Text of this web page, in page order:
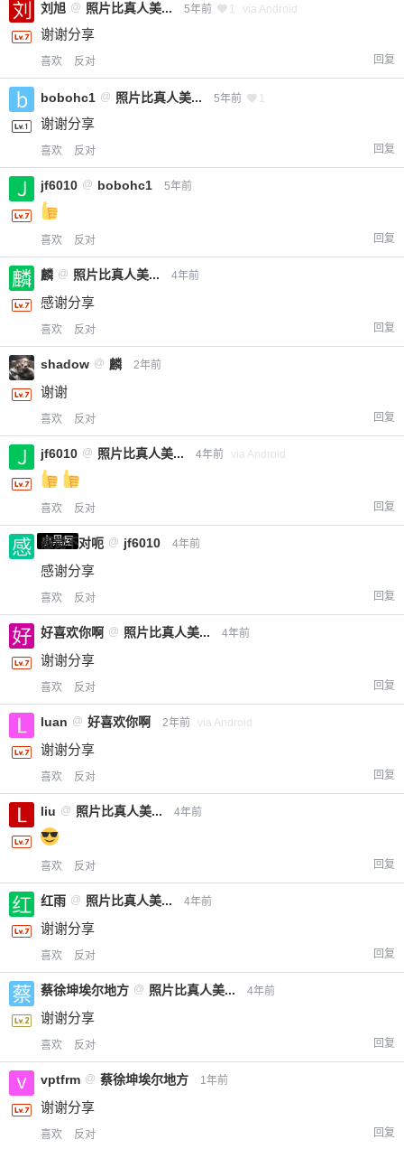
刘旭 @ 照片比真人美... 5年前 1 via Android
谢谢分享
喜欢 反对 回复
bobohc1 @ 照片比真人美... 5年前 1
谢谢分享
喜欢 反对 回复
jf6010 @ bobohc1 5年前
喜欢 反对 回复
麟 @ 照片比真人美... 4年前
感谢分享
喜欢 反对 回复
shadow @ 麟 2年前
谢谢
喜欢 反对 回复
jf6010 @ 照片比真人美... 4年前 via Android
喜欢 反对 回复
小黑屋
感觉不对呃 @ jf6010 4年前
感谢分享
喜欢 反对 回复
好喜欢你啊 @ 照片比真人美... 4年前
谢谢分享
喜欢 反对 回复
luan @ 好喜欢你啊 2年前 via Android
谢谢分享
喜欢 反对 回复
liu @ 照片比真人美... 4年前
喜欢 反对 回复
红雨 @ 照片比真人美... 4年前
谢谢分享
喜欢 反对 回复
蔡徐坤埃尔地方 @ 照片比真人美... 4年前
谢谢分享
喜欢 反对 回复
vptfrm @ 蔡徐坤埃尔地方 1年前
谢谢分享
喜欢 反对 回复